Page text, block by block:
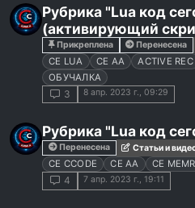
Рубрика "Lua код
(активирующий
Прикреплена Перенесена
CE LUA CE AA ACTIVE REC
ОБУЧАЛКА
3 8 апр. 2023 г., 09:29
Рубрика "Lua код
Перенесена Статьи и
CE CCODE CE AA CE
4 7 апр. 2023 г., 19:11